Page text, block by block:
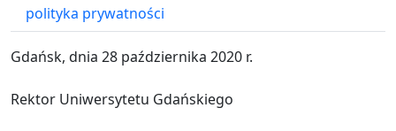
polityka prywatności
Gdańsk, dnia 28 października 2020 r.
Rektor Uniwersytetu Gdańskiego